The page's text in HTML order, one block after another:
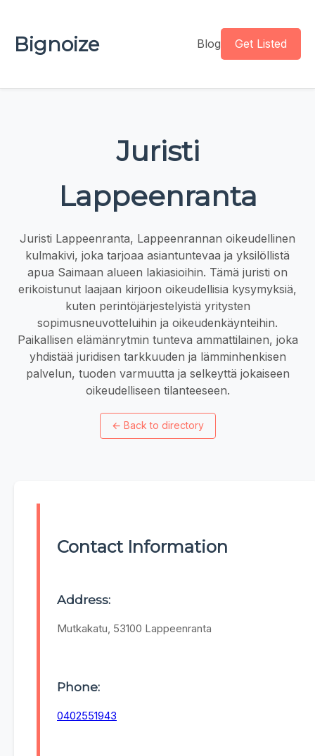
Bignoize Blog Get Listed
Juristi
Lappeenranta
Juristi Lappeenranta, Lappeenrannan oikeudellinen
kulmakivi, joka tarjoaa asiantuntevaa ja yksilöllistä
apua Saimaan alueen lakiasioihin. Tämä juristi on
erikoistunut laajaan kirjoon oikeudellisia kysymyksiä,
kuten perintöjärjestelyistä yritysten
sopimusneuvotteluihin ja oikeudenkäynteihin.
Paikallisen elämänrytmin tunteva ammattilainen, joka
yhdistää juridisen tarkkuuden ja lämminhenkisen
palvelun, tuoden varmuutta ja selkeyttä jokaiseen
oikeudelliseen tilanteeseen.
← Back to directory
Contact Information
Address:
Mutkakatu, 53100 Lappeenranta
Phone:
0402551943